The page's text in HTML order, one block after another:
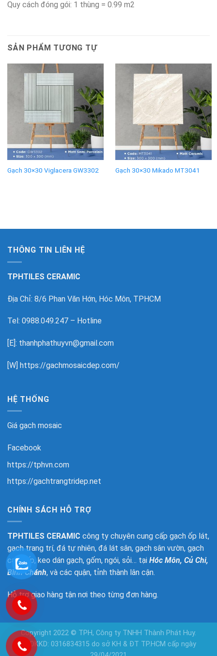
Quy cách đóng gói: 1 thùng = 0.99 m2
SẢN PHẨM TƯƠNG TỰ
Gạch 30×30 Viglacera GW3302 Gạch 30×30 Mikado MT3041
THÔNG TIN LIÊN HỆ
TPHTILES CERAMIC
Địa Chỉ: 8/6 Phan Văn Hớn, Hóc Môn, TPHCM
Tel: 0988.049.247 – Hotline
[E]: thanhphathuyvn@gmail.com
[W] https://gachmosaicdep.com/
HỆ THỐNG
Giá gạch mosaic
Facebook
https://tphvn.com
https://gachtrangtridep.net
CHÍNH SÁCH HỖ TRỢ
TPHTILES CERAMIC công ty chuyên cung cấp gạch ốp lát,
gạch trang trí, đá tự nhiên, đá lát sân, gạch sân vườn, gạch
cao cấp, keo dán gạch, gốm, ngói, sỏi… tại Hóc Môn, Củ Chi,
Bình Chánh, và các quận, tỉnh thành lân cận.
Hỗ trợ giao hàng tận nơi theo từng đơn hàng.
Copyright 2022 © TPH, Công ty TNHH Thành Phát Huy.
GPDKKD: 0316834315 do sở KH & ĐT TP.HCM cấp ngày